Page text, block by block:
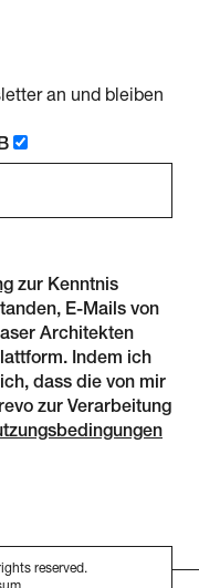
an und bleiben
zur Kenntnis
E-Mails von
Architekten
Indem ich
dass die von mir
zur Verarbeitung
reserved.